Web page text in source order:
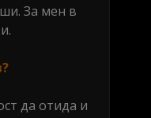
За мен в
да отида и